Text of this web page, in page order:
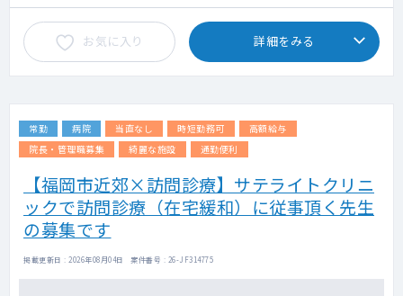
お気に入り 詳細をみる
常勤 病院 当直なし 時短勤務可
高額給与
院長・管理職募集
綺麗な施設 通勤便利
【福岡市近郊×訪問診療】サテライトクリニ
ックで訪問診療（在宅緩和）に従事頂く先生
の募集です
掲載更新日 : 2026年08月04日 案件番号 : 26-JF314775